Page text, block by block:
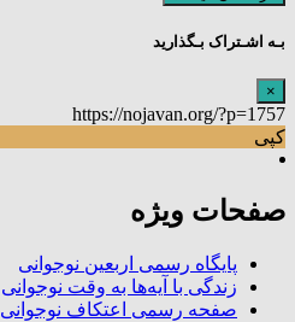
بـه اشـتراک بـگذارید
×
https://nojavan.org/?p=1757
کپی
صفحات ویژه
پایگاه رسمی اربعین نوجوانی
زندگی با آیه‌ها به وقت نوجوانی
صفحه رسمی اعتکاف نوجوانی